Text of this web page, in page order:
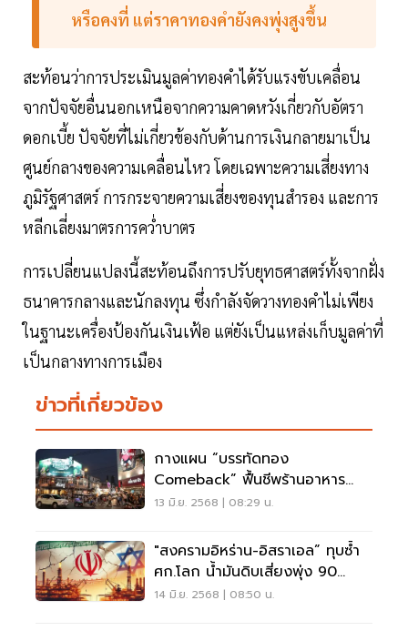
หรือคงที่ แต่ราคาทองคำยังคงพุ่งสูงขึ้น
สะท้อนว่าการประเมินมูลค่าทองคำได้รับแรงขับเคลื่อน
จากปัจจัยอื่นนอกเหนือจากความคาดหวังเกี่ยวกับอัตรา
ดอกเบี้ย ปัจจัยที่ไม่เกี่ยวข้องกับด้านการเงินกลายมาเป็น
ศูนย์กลางของความเคลื่อนไหว โดยเฉพาะความเสี่ยงทาง
ภูมิรัฐศาสตร์ การกระจายความเสี่ยงของทุนสำรอง และการ
หลีกเลี่ยงมาตรการคว่ำบาตร
การเปลี่ยนแปลงนี้สะท้อนถึงการปรับยุทธศาสตร์ทั้งจากฝั่ง
ธนาคารกลางและนักลงทุน ซึ่งกำลังจัดวางทองคำไม่เพียง
ในฐานะเครื่องป้องกันเงินเฟ้อ แต่ยังเป็นแหล่งเก็บมูลค่าที่
เป็นกลางทางการเมือง
ข่าวที่เกี่ยวข้อง
กางแผน “บรรทัดทอง
Comeback” ฟื้นชีพร้านอาหาร
วิกฤตหนัก เศรษฐกิจซบ
13 มิ.ย. 2568 | 08:29 น.
"สงครามอิหร่าน-อิสราเอล” ทุบซ้ำ
ศก.โลก น้ำมันดิบเสี่ยงพุ่ง 90
ดอลลาร์ ทองแตะ 6.5 หมื่น
14 มิ.ย. 2568 | 08:50 น.